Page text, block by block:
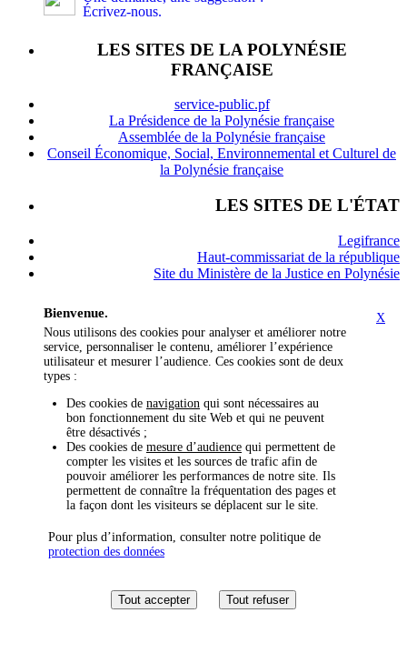
Écrivez-nous.
LES SITES DE LA POLYNÉSIE
FRANÇAISE
service-public.pf
La Présidence de la Polynésie française
Assemblée de la Polynésie française
Conseil Économique, Social, Environnemental et Culturel de
la Polynésie française
LES SITES DE L'ÉTAT
Legifrance
Haut-commissariat de la république
Site du Ministère de la Justice en Polynésie
X
Bienvenue.
Nous utilisons des cookies pour analyser et améliorer notre
service, personnaliser le contenu, améliorer l’expérience
utilisateur et mesurer l’audience. Ces cookies sont de deux
types :
Des cookies de navigation qui sont nécessaires au
bon fonctionnement du site Web et qui ne peuvent
être désactivés ;
Des cookies de mesure d’audience qui permettent de
compter les visites et les sources de trafic afin de
pouvoir améliorer les performances de notre site. Ils
permettent de connaître la fréquentation des pages et
la façon dont les visiteurs se déplacent sur le site.
Pour plus d’information, consulter notre politique de
protection des données
Tout accepter Tout refuser